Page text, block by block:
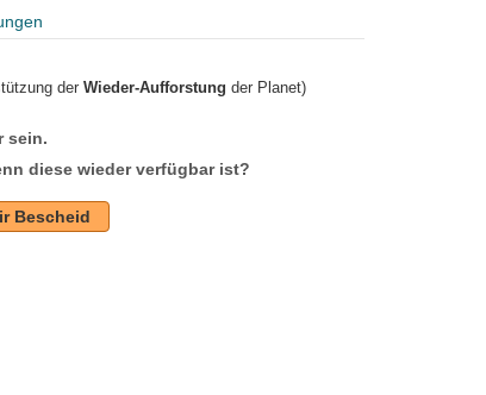
der Wieder-Aufforstung der Planet)
sein.
diese wieder verfügbar ist?
Bescheid